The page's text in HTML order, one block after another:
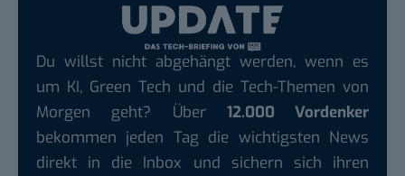
Du willst nicht abgehängt werden, wenn es
um KI, Green Tech und die Tech-Themen von
Morgen geht? Über 12.000 Vordenker
bekommen jeden Tag die wichtigsten News
direkt in die Inbox und sichern sich ihren